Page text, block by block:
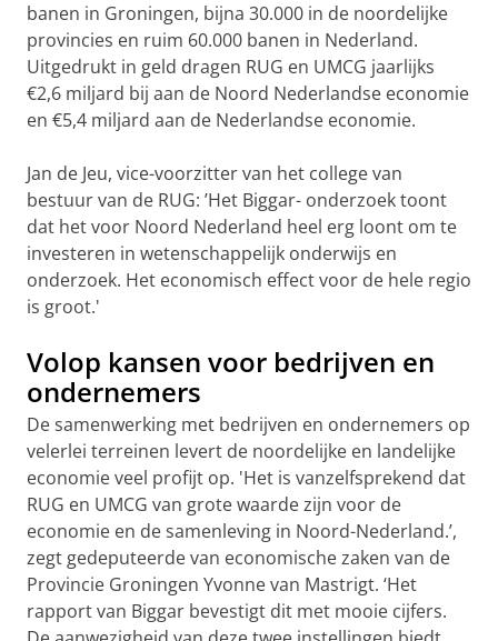
banen in Groningen, bijna 30.000 in de noordelijke
provincies en ruim 60.000 banen in Nederland.
Uitgedrukt in geld dragen RUG en UMCG jaarlijks
€2,6 miljard bij aan de Noord Nederlandse economie
en €5,4 miljard aan de Nederlandse economie.
Jan de Jeu, vice-voorzitter van het college van
bestuur van de RUG: ’Het Biggar- onderzoek toont
dat het voor Noord Nederland heel erg loont om te
investeren in wetenschappelijk onderwijs en
onderzoek. Het economisch effect voor de hele regio
is groot.'
Volop kansen voor bedrijven en
ondernemers
De samenwerking met bedrijven en ondernemers op
velerlei terreinen levert de noordelijke en landelijke
economie veel profijt op. 'Het is vanzelfsprekend dat
RUG en UMCG van grote waarde zijn voor de
economie en de samenleving in Noord-Nederland.’,
zegt gedeputeerde van economische zaken van de
Provincie Groningen Yvonne van Mastrigt. ‘Het
rapport van Biggar bevestigt dit met mooie cijfers.